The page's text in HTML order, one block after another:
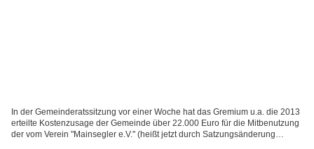
In der Gemeinderatssitzung vor einer Woche hat das Gremium u.a. die 2013
erteilte Kostenzusage der Gemeinde über 22.000 Euro für die Mitbenutzung
der vom Verein "Mainsegler e.V." (heißt jetzt durch Satzungsänderung